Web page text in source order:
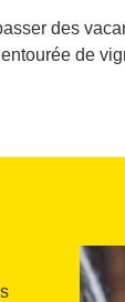
des
de